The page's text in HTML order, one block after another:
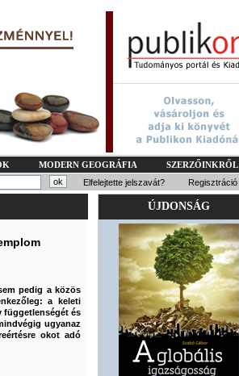
MODERN GEOGRÁFIA SZERZŐINKRŐL
Elfelejtette jelszavát? Regisztráció
pedig a közös
a keleti
függetlenségét és
ugyanaz
okot adó
ÚJDONSÁG